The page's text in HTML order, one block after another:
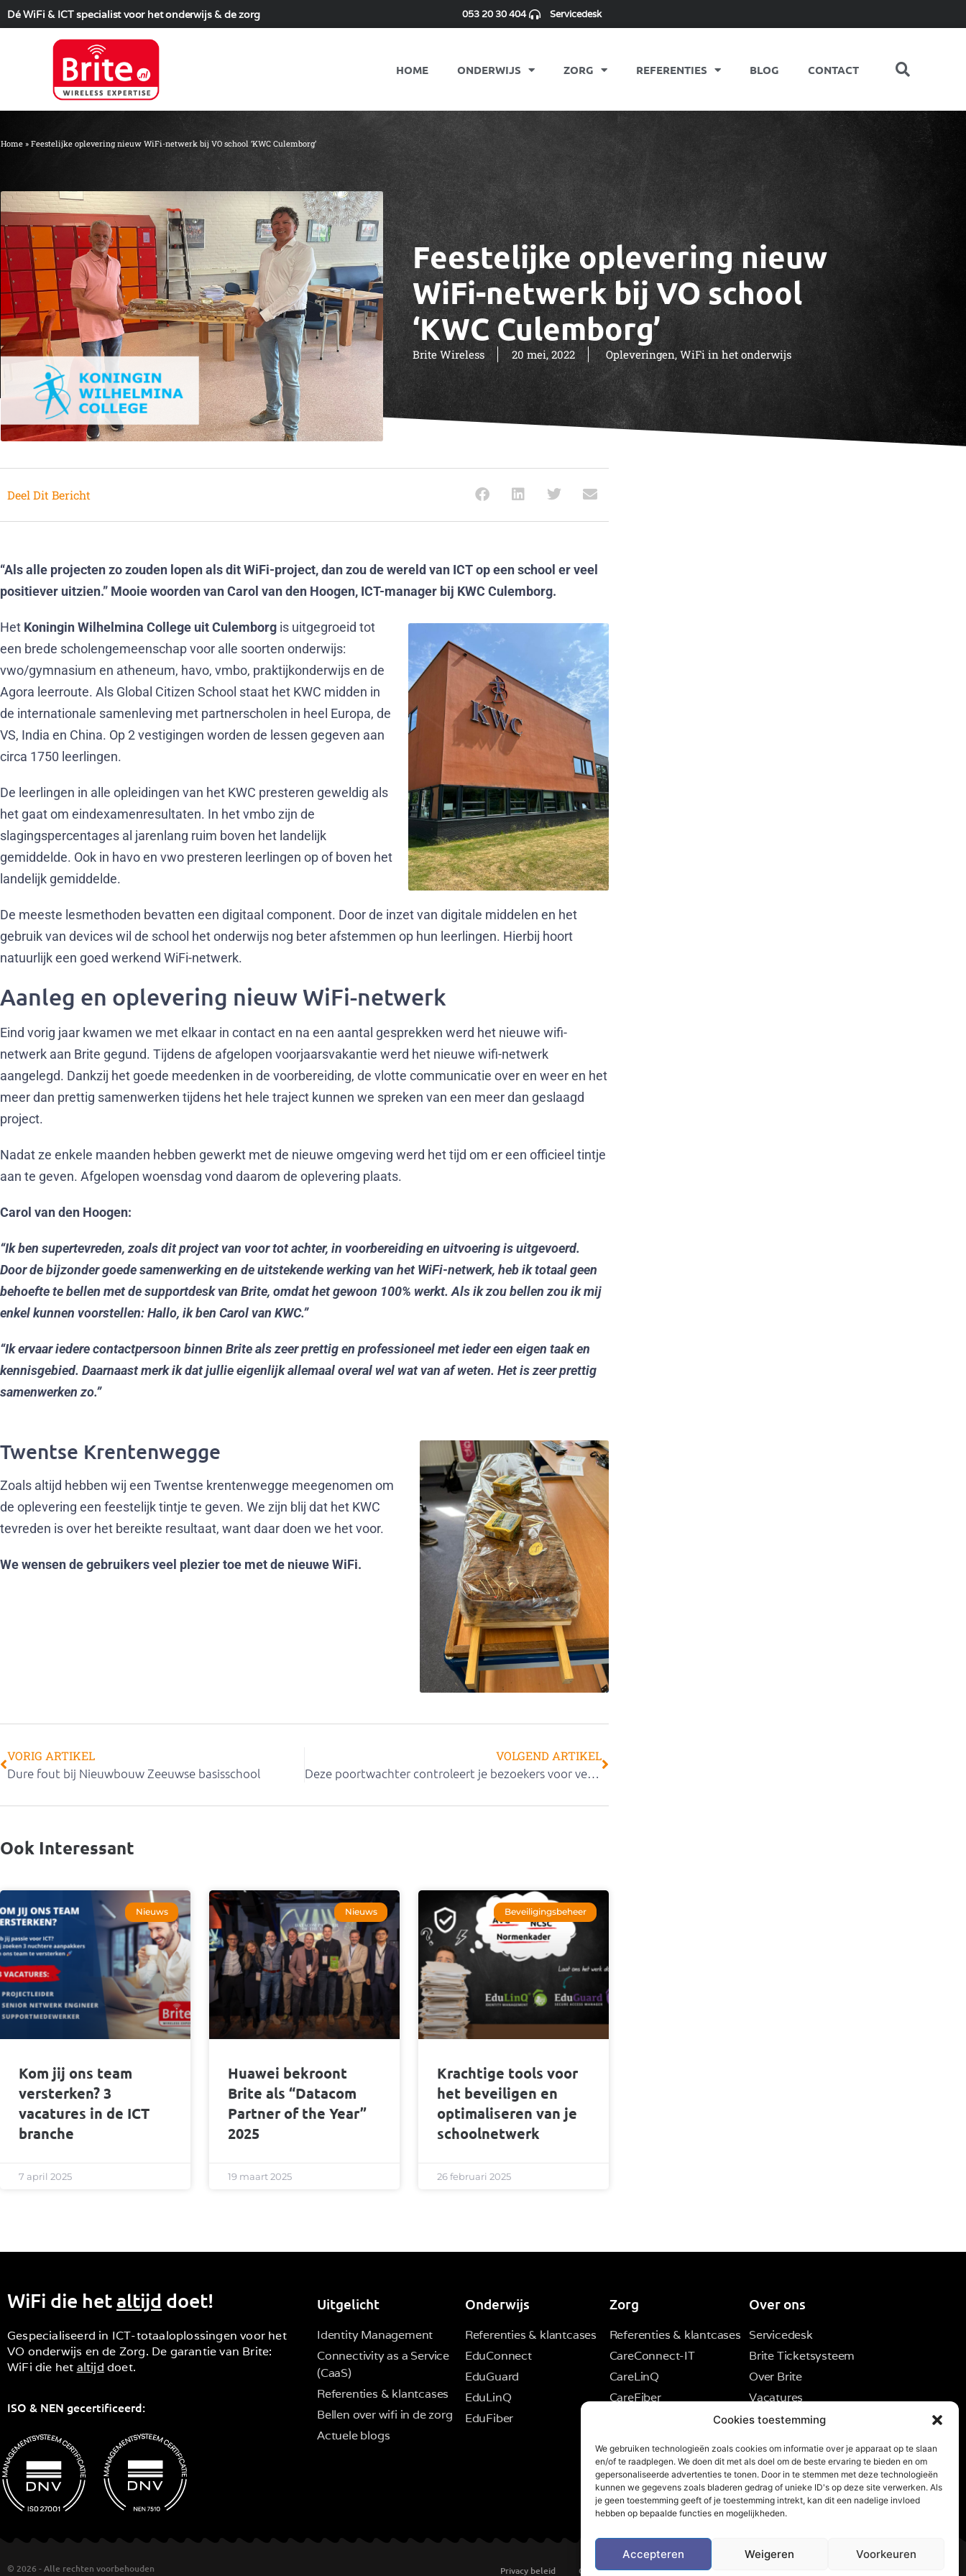
Cookies toestemming
We gebruiken technologieën zoals cookies om informatie over je apparaat op te slaan
en/of te raadplegen. We doen dit met als doel om de beste ervaring te bieden en om
gepersonaliseerde advertenties te tonen. Door in te stemmen met deze technologieën
kunnen we gegevens zoals bladeren gedrag of unieke ID's op deze site verwerken. Als
je geen toestemming geeft of je toestemming intrekt, kan dit een nadelige invloed
hebben op bepaalde functies en mogelijkheden.
Accepteren Weigeren Voorkeuren
Dé WiFi & ICT specialist voor het onderwijs & de zorg 053 20 30 404 Servicedesk
HOME ONDERWIJS ZORG REFERENTIES BLOG CONTACT
Home » Feestelijke oplevering nieuw WiFi-netwerk bij VO school ‘KWC Culemborg’
Feestelijke oplevering nieuw
WiFi-netwerk bij VO school
‘KWC Culemborg’
Brite Wireless 20 mei, 2022 Opleveringen, WiFi in het onderwijs
Deel Dit Bericht
“Als alle projecten zo zouden lopen als dit WiFi-project, dan zou de wereld van ICT op een school er veel
positiever uitzien.” Mooie woorden van Carol van den Hoogen, ICT-manager bij KWC Culemborg.
Het Koningin Wilhelmina College uit Culemborg is uitgegroeid tot
een brede scholengemeenschap voor alle soorten onderwijs:
vwo/gymnasium en atheneum, havo, vmbo, praktijkonderwijs en de
Agora leerroute. Als Global Citizen School staat het KWC midden in
de internationale samenleving met partnerscholen in heel Europa, de
VS, India en China. Op 2 vestigingen worden de lessen gegeven aan
circa 1750 leerlingen.
De leerlingen in alle opleidingen van het KWC presteren geweldig als
het gaat om eindexamenresultaten. In het vmbo zijn de
slagingspercentages al jarenlang ruim boven het landelijk
gemiddelde. Ook in havo en vwo presteren leerlingen op of boven het
landelijk gemiddelde.
De meeste lesmethoden bevatten een digitaal component. Door de inzet van digitale middelen en het
gebruik van devices wil de school het onderwijs nog beter afstemmen op hun leerlingen. Hierbij hoort
natuurlijk een goed werkend WiFi-netwerk.
Aanleg en oplevering nieuw WiFi-netwerk
Eind vorig jaar kwamen we met elkaar in contact en na een aantal gesprekken werd het nieuwe wifi-
netwerk aan Brite gegund. Tijdens de afgelopen voorjaarsvakantie werd het nieuwe wifi-netwerk
aangelegd. Dankzij het goede meedenken in de voorbereiding, de vlotte communicatie over en weer en het
meer dan prettig samenwerken tijdens het hele traject kunnen we spreken van een meer dan geslaagd
project.
Nadat ze enkele maanden hebben gewerkt met de nieuwe omgeving werd het tijd om er een officieel tintje
aan te geven. Afgelopen woensdag vond daarom de oplevering plaats.
Carol van den Hoogen:
“Ik ben supertevreden, zoals dit project van voor tot achter, in voorbereiding en uitvoering is uitgevoerd.
Door de bijzonder goede samenwerking en de uitstekende werking van het WiFi-netwerk, heb ik totaal geen
behoefte te bellen met de supportdesk van Brite, omdat het gewoon 100% werkt. Als ik zou bellen zou ik mij
enkel kunnen voorstellen: Hallo, ik ben Carol van KWC.”
“Ik ervaar iedere contactpersoon binnen Brite als zeer prettig en professioneel met ieder een eigen taak en
kennisgebied. Daarnaast merk ik dat jullie eigenlijk allemaal overal wel wat van af weten. Het is zeer prettig
samenwerken zo.”
Twentse Krentenwegge
Zoals altijd hebben wij een Twentse krentenwegge meegenomen om
de oplevering een feestelijk tintje te geven. We zijn blij dat het KWC
tevreden is over het bereikte resultaat, want daar doen we het voor.
We wensen de gebruikers veel plezier toe met de nieuwe WiFi.
VORIG ARTIKEL
Dure fout bij Nieuwbouw Zeeuwse basisschool
VOLGEND ARTIKEL
Deze poortwachter controleert je bezoekers voor veiligere netwerktoegang in je school
Ook Interessant
Nieuws
Kom jij ons team
versterken? 3
vacatures in de ICT
branche
7 april 2025
Nieuws
Huawei bekroont
Brite als “Datacom
Partner of the Year”
2025
19 maart 2025
Beveiligingsbeheer
Krachtige tools voor
het beveiligen en
optimaliseren van je
schoolnetwerk
26 februari 2025
WiFi die het altijd doet!
Gespecialiseerd in ICT-totaaloplossingen voor het
VO onderwijs en de Zorg. De garantie van Brite:
WiFi die het altijd doet.
ISO & NEN gecertificeerd:
Uitgelicht
Identity Management
Connectivity as a Service
(CaaS)
Referenties & klantcases
Bellen over wifi in de zorg
Actuele blogs
Onderwijs
Referenties & klantcases
EduConnect
EduGuard
EduLinQ
EduFiber
Zorg
Referenties & klantcases
CareConnect-IT
CareLinQ
CareFiber
Over ons
Servicedesk
Brite Ticketsysteem
Over Brite
Vacatures
Contact
© 2026 - Alle rechten voorbehouden Privacy beleid Cookiebeleid (EU) Algemene voorwaarden